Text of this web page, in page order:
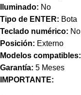
Iluminado: No
Tipo de ENTER: Bota
Teclado numérico: No
Posición: Externo
Modelos compatibles:
Garantía: 5 Meses
IMPORTANTE: